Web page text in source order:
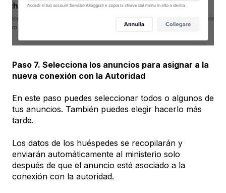
Paso 7. Selecciona los anuncios para asignar a la
nueva conexión con la Autoridad
En este paso puedes seleccionar todos o algunos de
tus anuncios. También puedes elegir hacerlo más
tarde.
Los datos de los huéspedes se recopilarán y
enviarán automáticamente al ministerio solo
después de que el anuncio esté asociado a la
conexión con la autoridad.